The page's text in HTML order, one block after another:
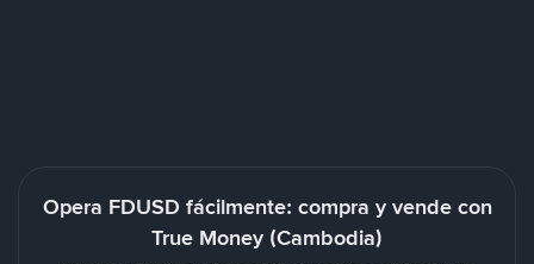
Opera FDUSD fácilmente: compra y vende con
True Money (Cambodia)